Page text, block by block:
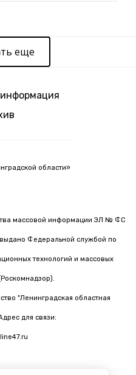
еще
области»
массовой информации ЭЛ № ФС
Федеральной службой по
технологий и массовых
"Ленинградская областная
для связи: